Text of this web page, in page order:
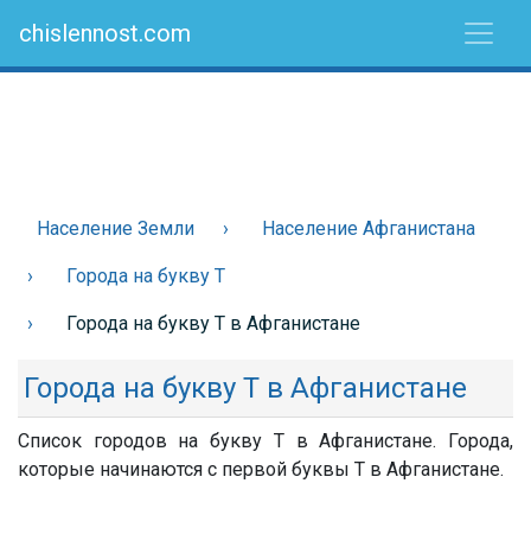
chislennost.com
Население Земли Население Афганистана
Города на букву Т
Города на букву Т в Афганистане
Города на букву Т в Афганистане
Список городов на букву Т в Афганистане. Города,
которые начинаются с первой буквы Т в Афганистане.